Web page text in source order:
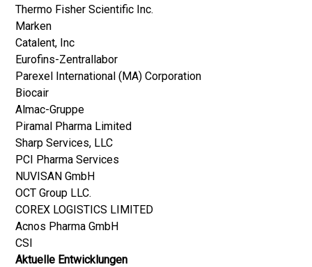
Thermo Fisher Scientific Inc.
Marken
Catalent, Inc
Eurofins-Zentrallabor
Parexel International (MA) Corporation
Biocair
Almac-Gruppe
Piramal Pharma Limited
Sharp Services, LLC
PCI Pharma Services
NUVISAN GmbH
OCT Group LLC.
COREX LOGISTICS LIMITED
Acnos Pharma GmbH
CSI
Aktuelle Entwicklungen